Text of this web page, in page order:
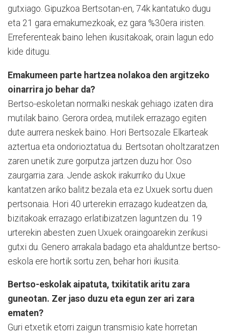
gutxiago. Gipuzkoa Bertsotan-en, 74k kantatuko dugu
eta 21 gara emakumezkoak, ez gara %30era iristen.
Erreferenteak baino lehen ikusitakoak, orain lagun edo
kide ditugu.
Emakumeen parte hartzea nolakoa den argitzeko
oinarrira jo behar da?
Bertso-eskoletan normalki neskak gehiago izaten dira
mutilak baino. Gerora ordea, mutilek errazago egiten
dute aurrera neskek baino. Hori Bertsozale Elkarteak
aztertua eta ondorioztatua du. Bertsotan oholtzaratzen
zaren unetik zure gorputza jartzen duzu hor. Oso
zaurgarria zara. Jende askok irakurriko du Uxue
kantatzen ariko balitz bezala eta ez Uxuek sortu duen
pertsonaia. Hori 40 urterekin errazago kudeatzen da,
bizitakoak errazago erlatibizatzen laguntzen du. 19
urterekin abesten zuen Uxuek oraingoarekin zerikusi
gutxi du. Genero arrakala badago eta ahalduntze bertso-
eskola ere hortik sortu zen, behar hori ikusita.
Bertso-eskolak aipatuta, txikitatik aritu zara
guneotan. Zer jaso duzu eta egun zer ari zara
ematen?
Guri etxetik etorri zaigun transmisio kate horretan